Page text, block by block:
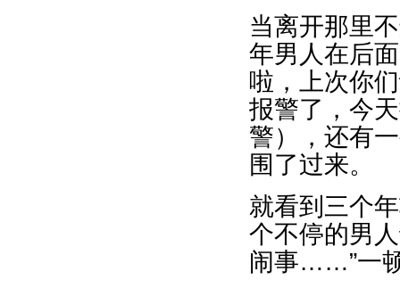
当离开那里
年男人在后
啦，上次你
报警了，今
警），还有
围了过来。
就看到三个
个不停的男
闹事……”一